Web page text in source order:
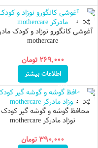
ناموجود
آغوشی کانگورو نوزاد و کودک
mothercare
۲۶۹,۰۰۰ تومان
اطلاعات بیشتر
ناموجود
محافظ گوشه و گوشه گیر
نوزاد مادرکر mothercare
۳۹۰,۰۰۰ تومان